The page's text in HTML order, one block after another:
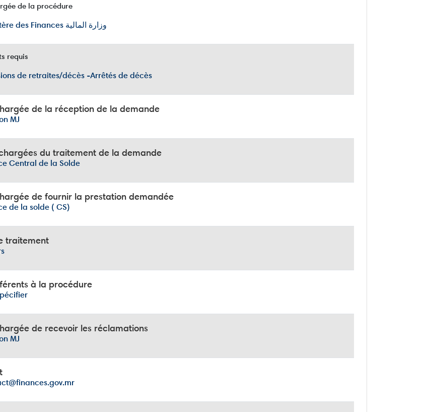
de la procédure
Ministère des Finances وزارة المالية
requis
de retraites/décès -Arrêtés de décès
de la réception de la demande
MJ
du traitement de la demande
Central de la Solde
de fournir la prestation demandée
de la solde ( CS)
traitement
à la procédure
de recevoir les réclamations
MJ